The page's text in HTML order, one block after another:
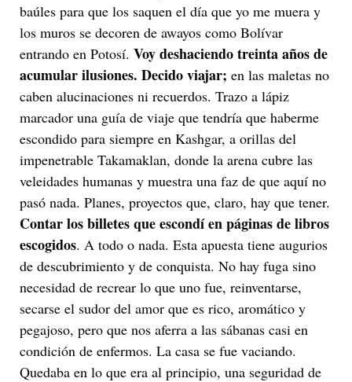
baúles para que los saquen el día que yo me muera y
los muros se decoren de awayos como Bolívar
entrando en Potosí. Voy deshaciendo treinta años de
acumular ilusiones. Decido viajar; en las maletas no
caben alucinaciones ni recuerdos. Trazo a lápiz
marcador una guía de viaje que tendría que haberme
escondido para siempre en Kashgar, a orillas del
impenetrable Takamaklan, donde la arena cubre las
veleidades humanas y muestra una faz de que aquí no
pasó nada. Planes, proyectos que, claro, hay que tener.
Contar los billetes que escondí en páginas de libros
escogidos. A todo o nada. Esta apuesta tiene augurios
de descubrimiento y de conquista. No hay fuga sino
necesidad de recrear lo que uno fue, reinventarse,
secarse el sudor del amor que es rico, aromático y
pegajoso, pero que nos aferra a las sábanas casi en
condición de enfermos. La casa se fue vaciando.
Quedaba en lo que era al principio, una seguridad de